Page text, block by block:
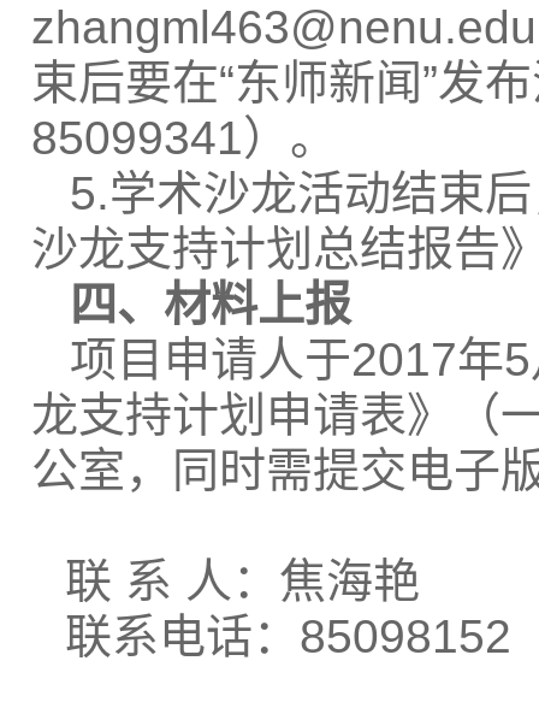
束后要在“东师新闻”发
85099341）。
5.学术沙龙活动结束
沙龙支持计划总结报告
四、材料上报
项目申请人于2017年
龙支持计划申请表》（
公室，同时需提交电子
联 系 人：焦海艳
联系电话：85098152